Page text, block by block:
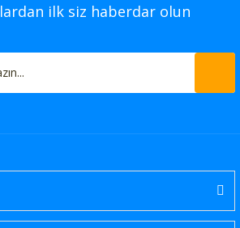
ilk siz haberdar olun